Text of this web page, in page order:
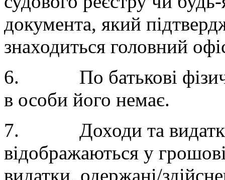
документа, який
знаходиться головний
6. По батькові
в особи його немає.
7. Доходи та видатки
відображаються у
видатки, одержані/